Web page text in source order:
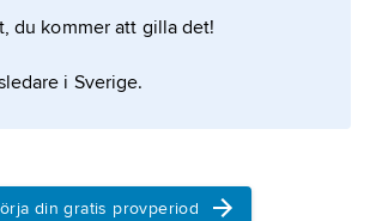
och romerska templen har
av religiösa texter, bl.a. av
du kommer att gilla det!
i Sverige.
din gratis provperiod